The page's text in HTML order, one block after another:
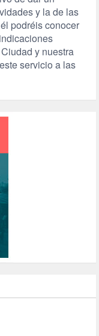
y la de las
podréis conocer
y nuestra
servicio a las